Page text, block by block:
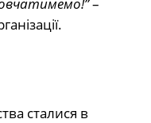
сталися в